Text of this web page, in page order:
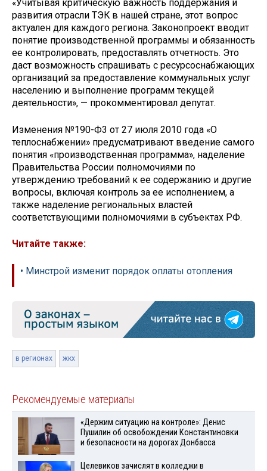
«Учитывая критическую важность поддержания и
развития отрасли ТЭК в нашей стране, этот вопрос
актуален для каждого региона. Законопроект вводит
понятие производственной программы и обязанность
ее контролировать, предоставлять отчетность. Это
даст возможность спрашивать с ресурсоснабжающих
организаций за предоставление коммунальных услуг
населению и выполнение программ текущей
деятельности», — прокомментировал депутат.
Изменения №190-Ф3 от 27 июля 2010 года «О
теплоснабжении» предусматривают введение самого
понятия «производственная программа», наделение
Правительства России полномочиями по
утверждению требований к ее содержанию и другие
вопросы, включая контроль за ее исполнением, а
также наделение региональных властей
соответствующими полномочиями в субъектах РФ.
Читайте также:
• Минстрой изменит порядок оплаты отопления
в регионах жкх
Рекомендуемые материалы
«Держим ситуацию на контроле»: Денис
Пушилин об освобождении Константиновки
и безопасности на дорогах Донбасса
Целевиков зачислят в колледжи в